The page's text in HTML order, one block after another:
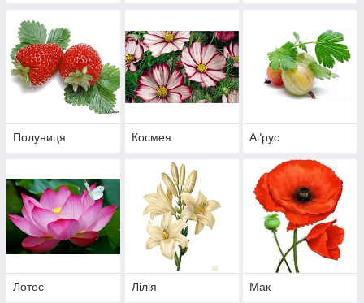
Полуниця Космея Аґрус
Лотос Лілія Мак